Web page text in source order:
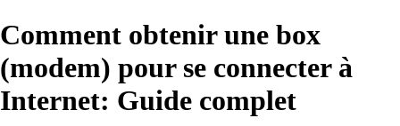
Comment obtenir une box
(modem) pour se connecter à
Internet: Guide complet